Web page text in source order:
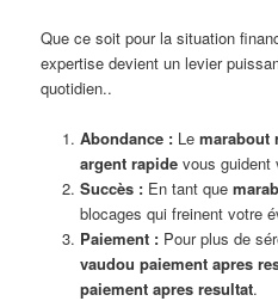
Que ce soit pour la situation
expertise devient un levier
quotidien..
Abondance :Le marabout
argent rapidevous guident
Succès :En tant que
blocages qui freinent votre
Paiement :Pour plus de
vaudou paiement apres
paiement apres resultat.